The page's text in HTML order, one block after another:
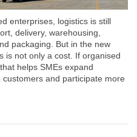
enterprises, logistics is still
delivery, warehousing,
packaging. But in the new
is not only a cost. If organised
helps SMEs expand
and participate more